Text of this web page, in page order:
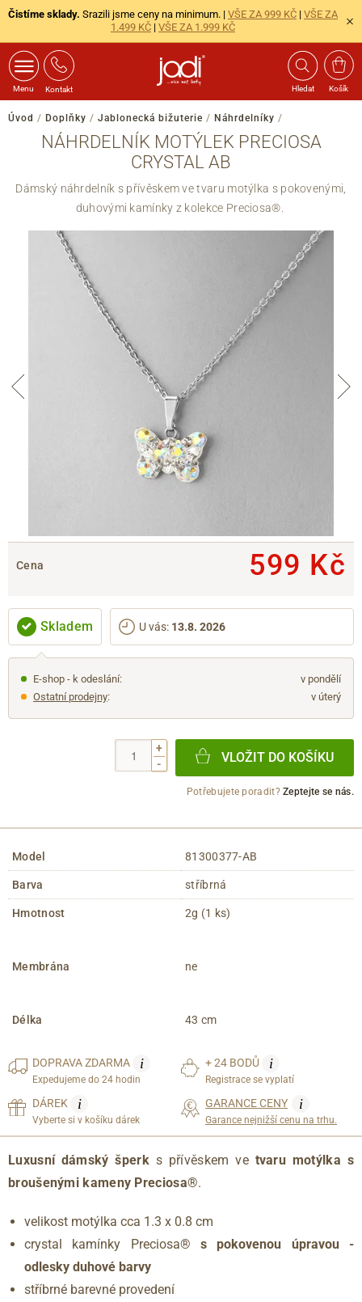
Čistíme sklady. Srazili jsme ceny na minimum. | VŠE ZA 999 KČ | VŠE ZA
1.499 KČ | VŠE ZA 1.999 KČ
Menu Kontakt Hledat Košík
Úvod / Doplňky / Jablonecká bižuterie / Náhrdelníky /
NÁHRDELNÍK MOTÝLEK PRECIOSA
CRYSTAL AB
Dámský náhrdelník s přívěskem ve tvaru motýlka s pokovenými,
duhovými kamínky z kolekce Preciosa®.
Cena 599 Kč
Skladem U vás: 13.8. 2026
E-shop - k odeslání:
v pondělí
Ostatní prodejny: v úterý
+
-
VLOŽIT DO KOŠÍKU
Potřebujete poradit?Zeptejte se nás.
Model 81300377-AB
Barva stříbrná
Hmotnost 2g (1 ks)
Membrána ne
Délka 43 cm
DOPRAVAZDARMA i
Expedujeme do 24 hodin
+ 24 BODŮ i
Registrace se vyplatí
DÁREK i
Vyberte si v košíku dárek
GARANCE CENY i
Garance nejnižší cenu na trhu.
Luxusní dámský šperks přívěskem ve tvaru motýlka s
broušenými kameny Preciosa®.
velikost motýlka cca 1.3 x 0.8 cm
crystal kamínky Preciosa® s pokovenou úpravou -
odlesky duhové barvy
stříbrné barevné provedení